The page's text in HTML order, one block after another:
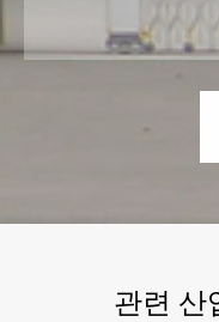
관련 산